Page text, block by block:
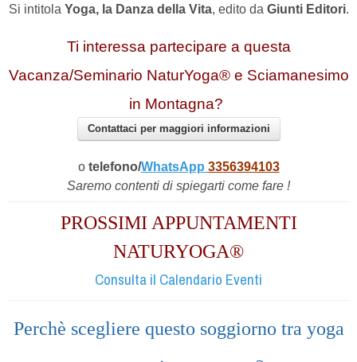
Si intitola Yoga, la Danza della Vita, edito da Giunti Editori.
Ti interessa partecipare a questa
Vacanza/Seminario NaturYoga® e Sciamanesimo
in Montagna?
Contattaci per maggiori informazioni
o telefono/WhatsApp 3356394103
Saremo contenti di spiegarti come fare !
PROSSIMI APPUNTAMENTI
NATURYOGA®
Consulta il Calendario Eventi
Perchè scegliere questo soggiorno tra yoga